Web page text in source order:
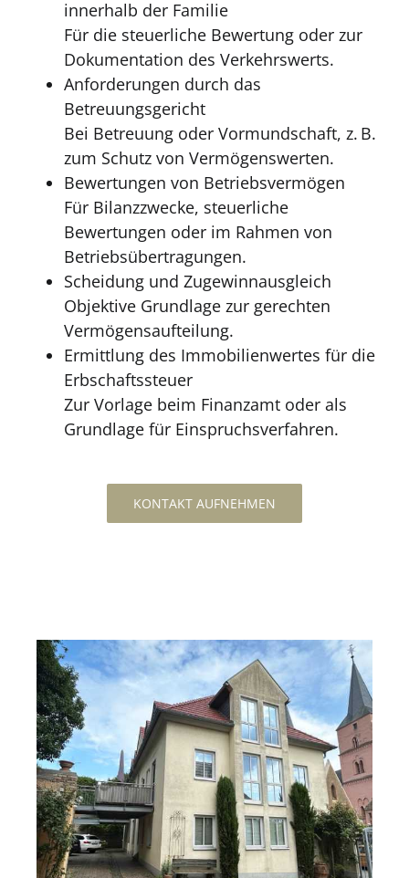
innerhalb der Familie
Für die steuerliche Bewertung oder zur
Dokumentation des Verkehrswerts.
Anforderungen durch das
Betreuungsgericht
Bei Betreuung oder Vormundschaft, z. B.
zum Schutz von Vermögenswerten.
Bewertungen von Betriebsvermögen
Für Bilanzzwecke, steuerliche
Bewertungen oder im Rahmen von
Betriebsübertragungen.
Scheidung und Zugewinnausgleich
Objektive Grundlage zur gerechten
Vermögensaufteilung.
Ermittlung des Immobilienwertes für die
Erbschaftssteuer
Zur Vorlage beim Finanzamt oder als
Grundlage für Einspruchsverfahren.
KONTAKT AUFNEHMEN